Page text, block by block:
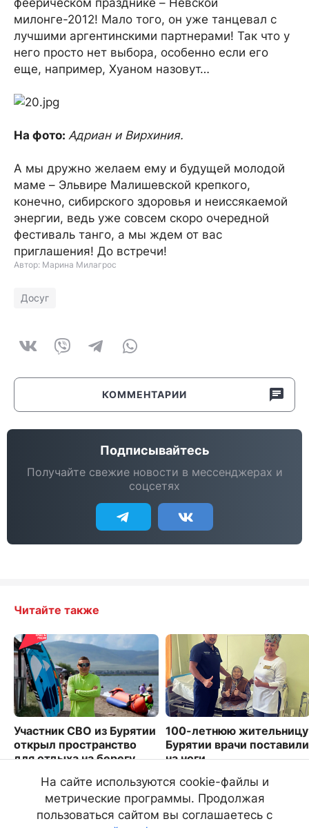
феерическом празднике – Невской
милонге-2012! Мало того, он уже танцевал с
лучшими аргентинскими партнерами! Так что у
него просто нет выбора, особенно если его
еще, например, Хуаном назовут…
На фото: Адриан и Вирхиния.
А мы дружно желаем ему и будущей молодой
маме – Эльвире Малишевской крепкого,
конечно, сибирского здоровья и неиссякаемой
энергии, ведь уже совсем скоро очередной
фестиваль танго, а мы ждем от вас
приглашения! До встречи!
Автор: Марина Милагрос
Досуг
КОММЕНТАРИИ
Подписывайтесь
Получайте свежие новости в мессенджерах и
соцсетях
Читайте также
Участник СВО из Бурятии
открыл пространство
для отдыха на берегу
100-летнюю жительницу
Бурятии врачи поставили
на ноги
490
На сайте используются cookie-файлы и
метрические программы. Продолжая
пользоваться сайтом вы соглашаетесь с